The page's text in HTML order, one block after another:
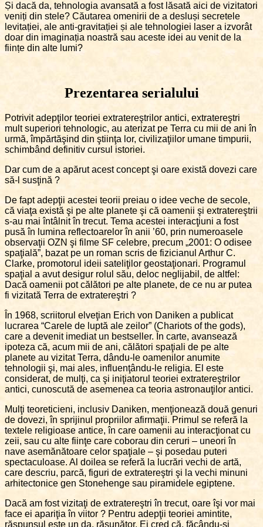
Și dacă da, tehnologia avansată a fost lăsată aici de vizitatori
veniți din stele? Căutarea omenirii de a desluși secretele
levitației, ale anti-gravitației și ale tehnologiei laser a izvorât
doar din imaginația noastră sau aceste idei au venit de la
ființe din alte lumi?
Prezentarea serialului
Potrivit adepţilor teoriei extratereştrilor antici, extratereştri
mult superiori tehnologic, au aterizat pe Terra cu mii de ani în
urmă, împărtăşind din ştiinţa lor, civilizaţiilor umane timpurii,
schimbând definitiv cursul istoriei.
Dar cum de a apărut acest concept şi oare există dovezi care
să-l susţină ?
De fapt adepţii acestei teorii preiau o idee veche de secole,
că viaţa există şi pe alte planete şi că oamenii şi extratereştrii
s-au mai întâlnit în trecut. Tema acestei interacţiuni a fost
pusă în lumina reflectoarelor în anii ’60, prin numeroasele
observaţii OZN şi filme SF celebre, precum „2001: O odisee
spaţială”, bazat pe un roman scris de fizicianul Arthur C.
Clarke, promotorul ideii sateliţilor geostaţionari. Programul
spaţial a avut desigur rolul său, deloc neglijabil, de altfel:
Dacă oamenii pot călători pe alte planete, de ce nu ar putea
fi vizitată Terra de extratereştri ?
În 1968, scriitorul elveţian Erich von Daniken a publicat
lucrarea “Carele de luptă ale zeilor” (Chariots of the gods),
care a devenit imediat un bestseller. În carte, avansează
ipoteza că, acum mii de ani, călători spaţiali de pe alte
planete au vizitat Terra, dându-le oamenilor anumite
tehnologii şi, mai ales, influenţându-le religia. El este
considerat, de mulţi, ca şi iniţiatorul teoriei extratereştrilor
antici, cunoscută de asemenea ca teoria astronauţilor antici.
Mulţi teoreticieni, inclusiv Daniken, menţionează două genuri
de dovezi, în sprijinul propriilor afirmaţii. Primul se referă la
textele religioase antice, în care oamenii au interacţionat cu
zeii, sau cu alte fiinţe care coborau din ceruri – uneori în
nave asemănătoare celor spaţiale – şi posedau puteri
spectaculoase. Al doilea se referă la lucrări vechi de artă,
care descriu, parcă, figuri de extratereştri şi la vechi minuni
arhitectonice gen Stonehenge sau piramidele egiptene.
Dacă am fost vizitaţi de extratereştri în trecut, oare îşi vor mai
face ei apariţia în viitor ? Pentru adepţii teoriei amintite,
răspunsul este un da, răsunător. Ei cred că, făcându-şi